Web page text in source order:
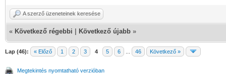
A szerző üzeneteinek keresése
« Következő régebbi Következő újabb »
Lap (46): « Előző 1 2 3 4 5 6 46 Következő »
Megtekintés nyomtatható verzióban